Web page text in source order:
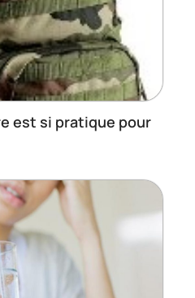
est si pratique pour